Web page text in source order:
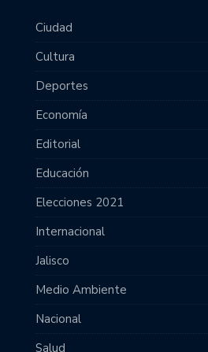
Ciudad
Cultura
Deportes
Economía
Editorial
Educación
Elecciones 2021
Internacional
Jalisco
Medio Ambiente
Nacional
Salud